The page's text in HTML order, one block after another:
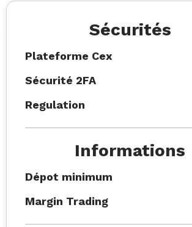
Sécurités
Plateforme Cex
Sécurité 2FA
Regulation
Informations
Dépot minimum
Margin Trading